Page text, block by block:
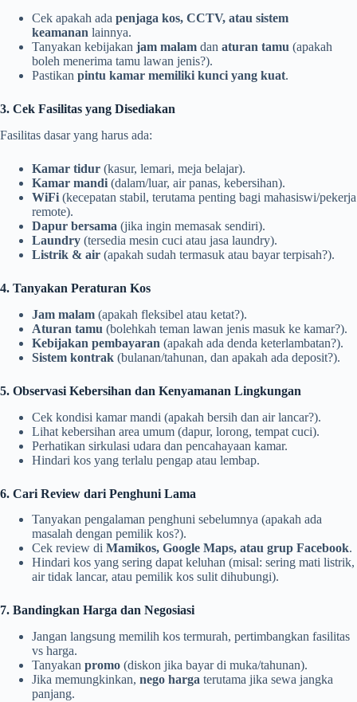
Cek apakah ada penjaga kos, CCTV, atau sistem
keamanan lainnya.
Tanyakan kebijakan jam malam dan aturan tamu (apakah
boleh menerima tamu lawan jenis?).
Pastikan pintu kamar memiliki kunci yang kuat.
3. Cek Fasilitas yang Disediakan
Fasilitas dasar yang harus ada:
Kamar tidur (kasur, lemari, meja belajar).
Kamar mandi (dalam/luar, air panas, kebersihan).
WiFi (kecepatan stabil, terutama penting bagi mahasiswi/pekerja
remote).
Dapur bersama (jika ingin memasak sendiri).
Laundry (tersedia mesin cuci atau jasa laundry).
Listrik & air (apakah sudah termasuk atau bayar terpisah?).
4. Tanyakan Peraturan Kos
Jam malam (apakah fleksibel atau ketat?).
Aturan tamu (bolehkah teman lawan jenis masuk ke kamar?).
Kebijakan pembayaran (apakah ada denda keterlambatan?).
Sistem kontrak (bulanan/tahunan, dan apakah ada deposit?).
5. Observasi Kebersihan dan Kenyamanan Lingkungan
Cek kondisi kamar mandi (apakah bersih dan air lancar?).
Lihat kebersihan area umum (dapur, lorong, tempat cuci).
Perhatikan sirkulasi udara dan pencahayaan kamar.
Hindari kos yang terlalu pengap atau lembap.
6. Cari Review dari Penghuni Lama
Tanyakan pengalaman penghuni sebelumnya (apakah ada
masalah dengan pemilik kos?).
Cek review di Mamikos, Google Maps, atau grup Facebook.
Hindari kos yang sering dapat keluhan (misal: sering mati listrik,
air tidak lancar, atau pemilik kos sulit dihubungi).
7. Bandingkan Harga dan Negosiasi
Jangan langsung memilih kos termurah, pertimbangkan fasilitas
vs harga.
Tanyakan promo (diskon jika bayar di muka/tahunan).
Jika memungkinkan, nego harga terutama jika sewa jangka
panjang.